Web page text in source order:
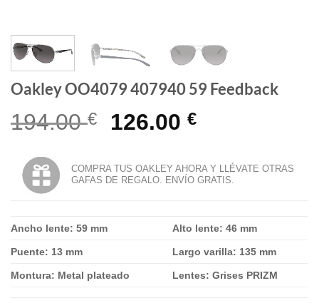
Oakley OO4079 407940 59 Feedback
194.00€
El
original
era:
126.00 €El
actual
es:
COMPRA TUS OAKLEY AHORA Y LLÉVATE OTRAS
GAFAS DE REGALO. ENVÍO GRATIS.
Ancho lente: 59 mm Alto lente: 46 mm
Puente: 13 mm Largo varilla: 135 mm
Montura: Metal plateado Lentes: Grises PRIZM